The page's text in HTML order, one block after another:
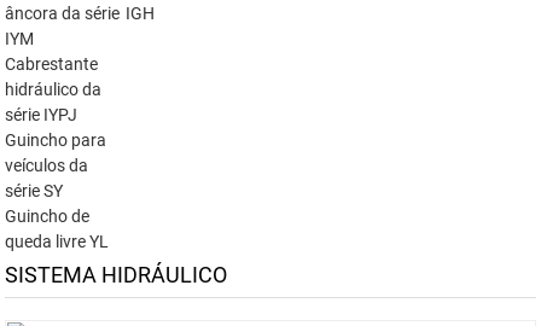
âncora da série
IYM
Cabrestante
hidráulico da
série IYPJ
Guincho para
veículos da
série SY
Guincho de
queda livre YL
IGH
SISTEMA HIDRÁULICO